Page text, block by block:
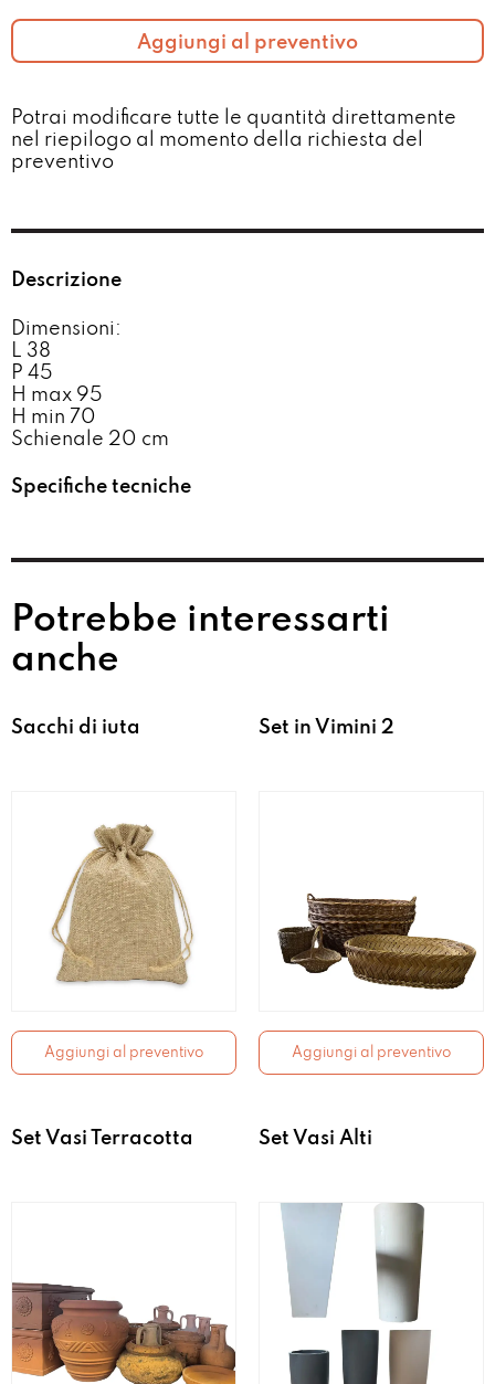
Aggiungi al preventivo
Potrai modificare tutte le quantità direttamente
nel riepilogo al momento della richiesta del
preventivo​
Descrizione
Dimensioni:
L 38
P 45
H max 95
H min 70
Schienale 20 cm
Specifiche tecniche
Potrebbe interessarti
anche
Sacchi di iuta
Aggiungi al preventivo
Set in Vimini 2
Aggiungi al preventivo
Set Vasi Terracotta Set Vasi Alti